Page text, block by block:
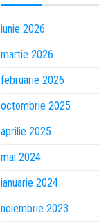
iunie 2026
martie 2026
februarie 2026
octombrie 2025
aprilie 2025
mai 2024
ianuarie 2024
noiembrie 2023